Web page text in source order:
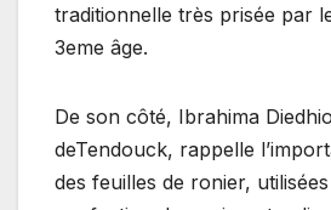
traditionnelle très prisée par
3eme âge.
De son côté, Ibrahima
deTendouck, rappelle
des feuilles de ronier,